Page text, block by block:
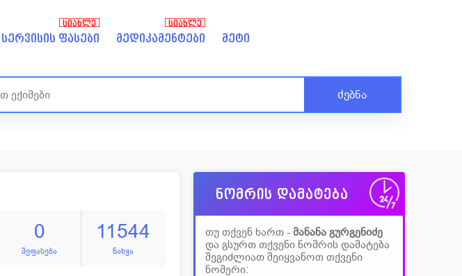
სერვისის ფასები
ᲡᲘᲐᲮᲚᲔ
მედიკამენტები
ᲡᲘᲐᲮᲚᲔ
მეტი
ძებნა
0
შეფასება
11544
ნახვა
ნომრის დამატება
თუ თქვენ ხართ - მანანა გურგენიძე
და გსურთ თქვენი ნომრის დამატება
შეგიძლიათ შეიყვანოთ თქვენი
ნომერი: